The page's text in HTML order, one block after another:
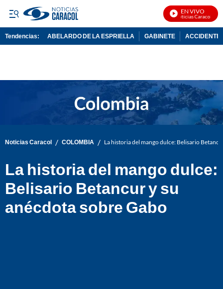
EN VIVO
Noticias Caracol En
Tendencias: ABELARDO DE LA ESPRIELLA GABINETE ACCIDENTE
Noticias Caracol / COLOMBIA / La historia del mango dulce: Belisario
La historia del mango dulce:
Belisario Betancur y su
anécdota sobre Gabo